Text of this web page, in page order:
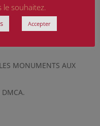
MONUMENTS AUX
souhaitez.
Accepter